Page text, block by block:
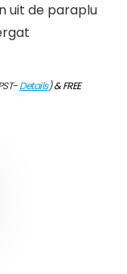
uit de paraplu
Details)&FREE